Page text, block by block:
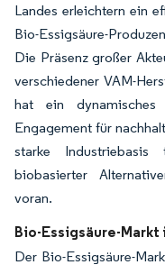
Landes erleichtern ein
Bio-Essigsäure-
Die Präsenz großer
verschiedener VAM-
hat ein dynamisches
Engagement für
starke
biobasierter
voran.
Bio-Essigsäure-
Der Bio-Essigsäure-